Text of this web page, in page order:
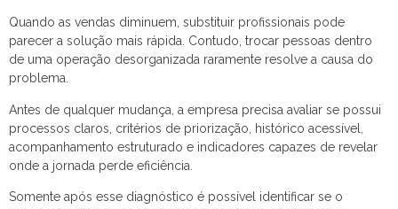
Quando as vendas diminuem, substituir profissionais pode
parecer a solução mais rápida. Contudo, trocar pessoas dentro
de uma operação desorganizada raramente resolve a causa do
problema.
Antes de qualquer mudança, a empresa precisa avaliar se possui
processos claros, critérios de priorização, histórico acessível,
acompanhamento estruturado e indicadores capazes de revelar
onde a jornada perde eficiência.
Somente após esse diagnóstico é possível identificar se o